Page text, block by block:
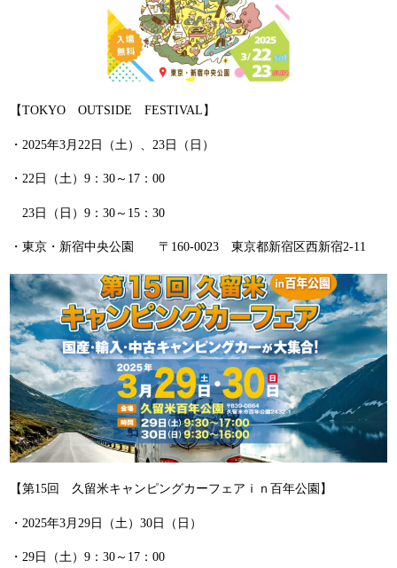
【TOKYO OUTSIDE FESTIVAL】
・2025年3月22日（土）、23日（日）
・22日（土）9：30～17：00
23日（日）9：30～15：30
・東京・新宿中央公園 〒160-0023 東京都新宿区西新宿2-11
【第15回 久留米キャンピングカーフェアｉｎ百年公園】
・2025年3月29日（土）30日（日）
・29日（土）9：30～17：00